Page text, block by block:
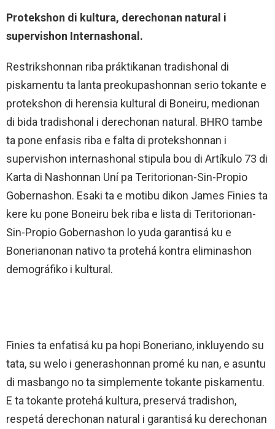
Protekshon di kultura, derechonan natural i
supervishon Internashonal.
Restrikshonnan riba práktikanan tradishonal di
piskamentu ta lanta preokupashonnan serio tokante e
protekshon di herensia kultural di Boneiru, medionan
di bida tradishonal i derechonan natural. BHRO tambe
ta pone enfasis riba e falta di protekshonnan i
supervishon internashonal stipula bou di Artíkulo 73 di
Karta di Nashonnan Uní pa Teritorionan-Sin-Propio
Gobernashon. Esaki ta e motibu dikon James Finies ta
kere ku pone Boneiru bek riba e lista di Teritorionan-
Sin-Propio Gobernashon lo yuda garantisá ku e
Bonerianonan nativo ta protehá kontra eliminashon
demográfiko i kultural.
Finies ta enfatisá ku pa hopi Boneriano, inkluyendo su
tata, su welo i generashonnan promé ku nan, e asuntu
di masbango no ta simplemente tokante piskamentu.
E ta tokante protehá kultura, preservá tradishon,
respetá derechonan natural i garantisá ku derechonan